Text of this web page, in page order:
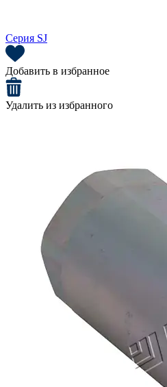
Серия SJ
Добавить в избранное
Удалить из избранного